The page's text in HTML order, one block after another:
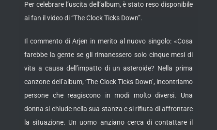
Per celebrare l’uscita dell’album, è stato reso disponibile
ai fan il video di “The Clock Ticks Down”.
Il commento di Arjen in merito al nuovo singolo: «Cosa
farebbe la gente se gli rimanessero solo cinque mesi di
vita a causa dell’impatto di un asteroide? Nella prima
canzone dell’album, ‘The Clock Ticks Down’, incontriamo
persone che reagiscono in modi molto diversi. Una
donna si chiude nella sua stanza e si rifiuta di affrontare
la situazione. Un uomo anziano cerca di contattare il